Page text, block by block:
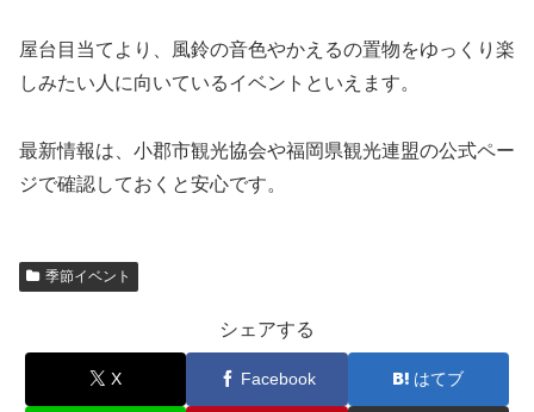
屋台目当てより、風鈴の音色やかえるの置物をゆっくり楽
しみたい人に向いているイベントといえます。
最新情報は、小郡市観光協会や福岡県観光連盟の公式ペー
ジで確認しておくと安心です。
季節イベント
シェアする
X Facebook はてブ